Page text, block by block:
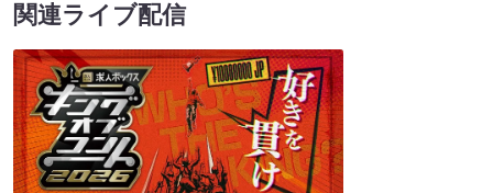
関連ライブ配信